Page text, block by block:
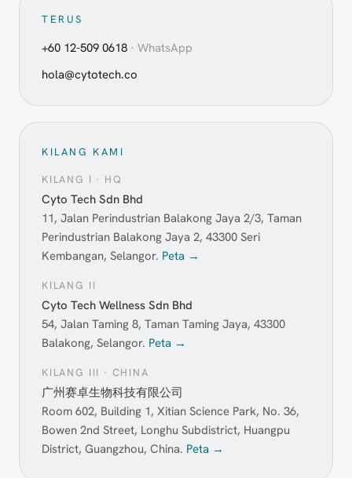
TERUS
+60 12-509 0618 · WhatsApp
hola@cytotech.co
KILANG KAMI
KILANG I · HQ
Cyto Tech Sdn Bhd
11, Jalan Perindustrian Balakong Jaya 2/3, Taman
Perindustrian Balakong Jaya 2, 43300 Seri
Kembangan, Selangor. Peta →
KILANG II
Cyto Tech Wellness Sdn Bhd
54, Jalan Taming 8, Taman Taming Jaya, 43300
Balakong, Selangor. Peta →
KILANG III · CHINA
广州赛卓生物科技有限公司
Room 602, Building 1, Xitian Science Park, No. 36,
Bowen 2nd Street, Longhu Subdistrict, Huangpu
District, Guangzhou, China. Peta →